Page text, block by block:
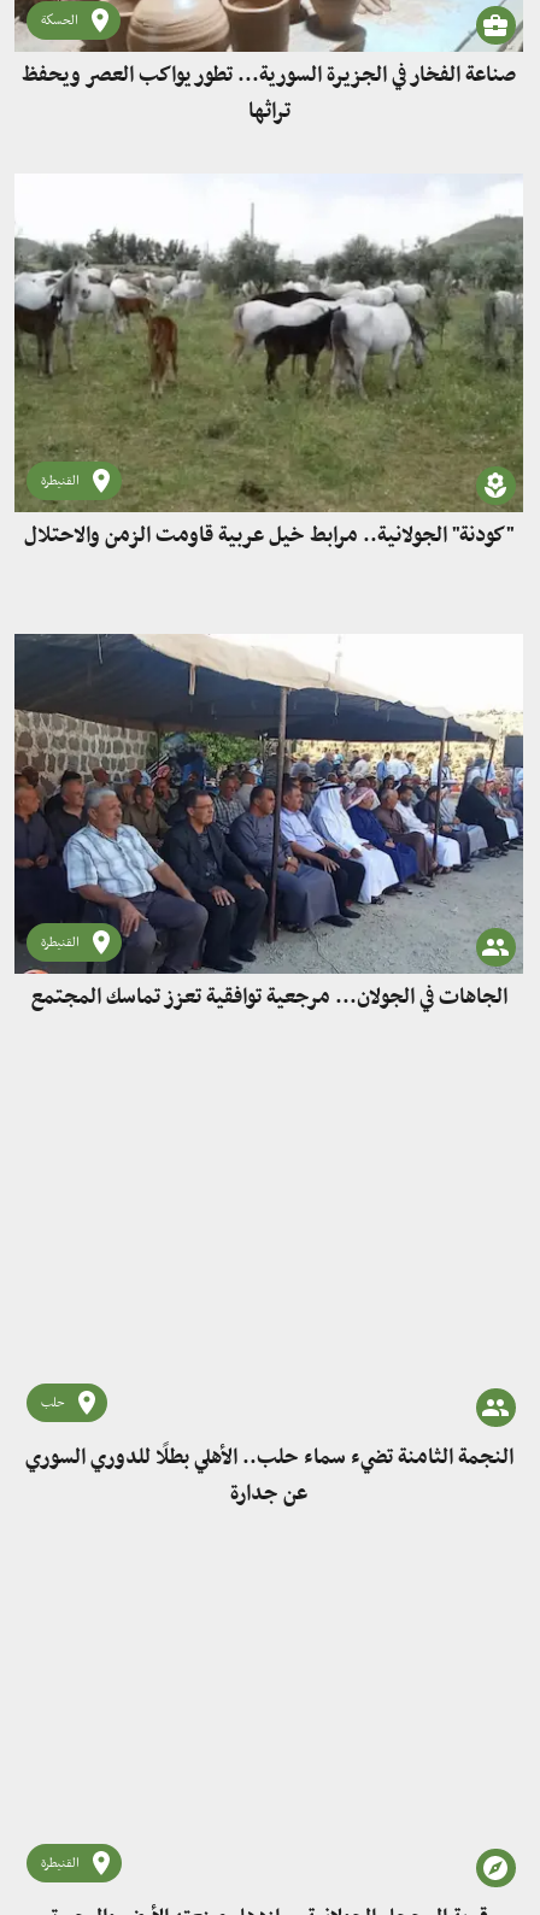
الحسكة
صناعة الفخار في الجزيرة السورية... تطور يواكب العصر ويحفظ
تراثها
القنيطرة
"كودنة" الجولانية.. مرابط خيل عربية قاومت الزمن والاحتلال
القنيطرة
الجاهات في الجولان... مرجعية توافقية تعزز تماسك المجتمع
حلب
النجمة الثامنة تضيء سماء حلب.. الأهلي بطلًا للدوري السوري
عن جدارة
القنيطرة